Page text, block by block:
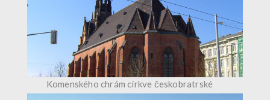
Komenského chrám církve českobratrské